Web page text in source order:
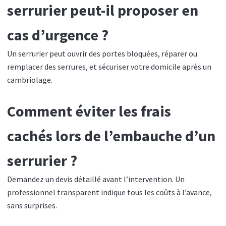
serrurier peut-il proposer en
cas d’urgence ?
Un serrurier peut ouvrir des portes bloquées, réparer ou
remplacer des serrures, et sécuriser votre domicile après un
cambriolage.
Comment éviter les frais
cachés lors de l’embauche d’un
serrurier ?
Demandez un devis détaillé avant l’intervention. Un
professionnel transparent indique tous les coûts à l’avance,
sans surprises.